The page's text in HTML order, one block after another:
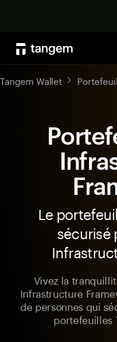
Tangem Wallet
Le
sécurisé
Vivez la
Infrastructure
de personnes qui
portefeuilles